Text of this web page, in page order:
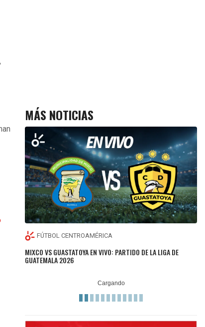
MÁS NOTICIAS
FÚTBOL CENTROAMÉRICA
MIXCO VS GUASTATOYA EN VIVO: PARTIDO DE LA LIGA DE
GUATEMALA 2026